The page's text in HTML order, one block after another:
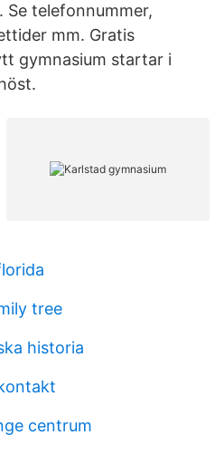
Se telefonnummer,
mm. Gratis
gymnasium startar i
tree
historia
centrum